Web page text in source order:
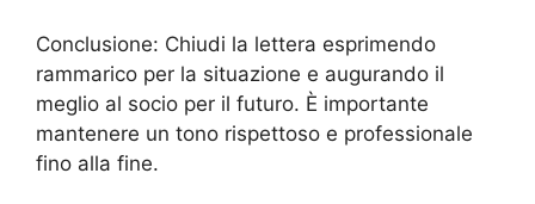
Conclusione: Chiudi la lettera esprimendo
rammarico per la situazione e augurando il
meglio al socio per il futuro. È importante
mantenere un tono rispettoso e professionale
fino alla fine.